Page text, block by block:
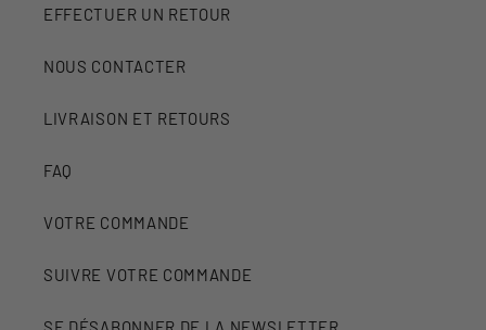
EFFECTUER UN RETOUR
NOUS CONTACTER
LIVRAISON ET RETOURS
FAQ
VOTRE COMMANDE
SUIVRE VOTRE COMMANDE